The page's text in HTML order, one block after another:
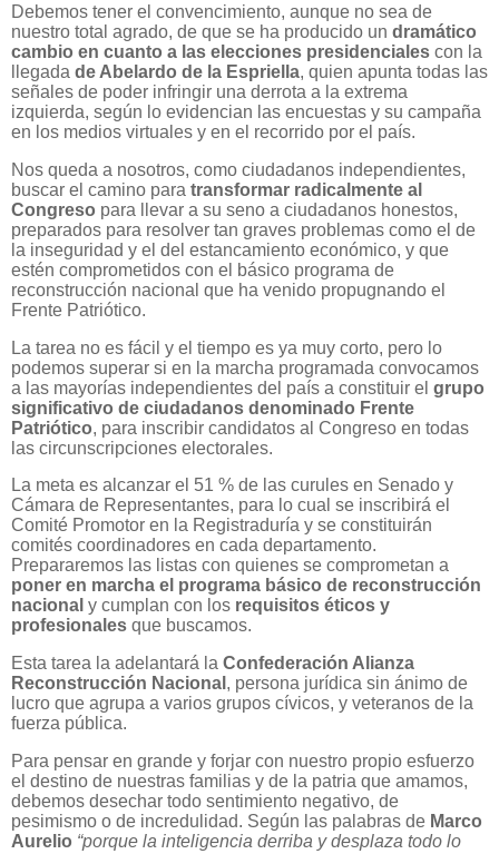
Debemos tener el convencimiento, aunque no sea de
nuestro total agrado, de que se ha producido un dramático
cambio en cuanto a las elecciones presidenciales con la
llegada de Abelardo de la Espriella, quien apunta todas las
señales de poder infringir una derrota a la extrema
izquierda, según lo evidencian las encuestas y su campaña
en los medios virtuales y en el recorrido por el país.
Nos queda a nosotros, como ciudadanos independientes,
buscar el camino para transformar radicalmente al
Congreso para llevar a su seno a ciudadanos honestos,
preparados para resolver tan graves problemas como el de
la inseguridad y el del estancamiento económico, y que
estén comprometidos con el básico programa de
reconstrucción nacional que ha venido propugnando el
Frente Patriótico.
La tarea no es fácil y el tiempo es ya muy corto, pero lo
podemos superar si en la marcha programada convocamos
a las mayorías independientes del país a constituir el grupo
significativo de ciudadanos denominado Frente
Patriótico, para inscribir candidatos al Congreso en todas
las circunscripciones electorales.
La meta es alcanzar el 51 % de las curules en Senado y
Cámara de Representantes, para lo cual se inscribirá el
Comité Promotor en la Registraduría y se constituirán
comités coordinadores en cada departamento.
Prepararemos las listas con quienes se comprometan a
poner en marcha el programa básico de reconstrucción
nacional y cumplan con los requisitos éticos y
profesionales que buscamos.
Esta tarea la adelantará la Confederación Alianza
Reconstrucción Nacional , persona jurídica sin ánimo de
lucro que agrupa a varios grupos cívicos, y veteranos de la
fuerza pública.
Para pensar en grande y forjar con nuestro propio esfuerzo
el destino de nuestras familias y de la patria que amamos,
debemos desechar todo sentimiento negativo, de
pesimismo o de incredulidad. Según las palabras de Marco
Aurelio “porque la inteligencia derriba y desplaza todo lo